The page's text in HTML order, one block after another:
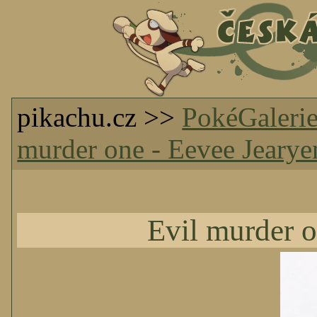
pikachu.cz >>
murder one - Eevee
Evil murder